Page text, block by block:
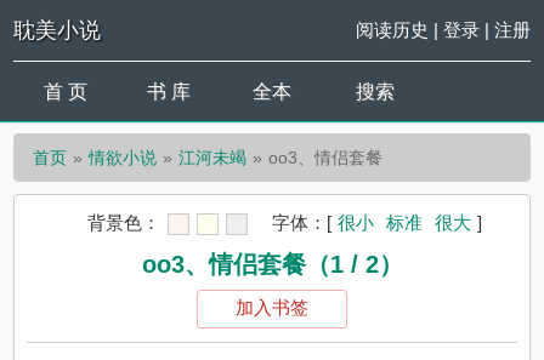
耽美小说 阅读历史 | 登录| 注册
首 页 书 库 全本 搜索
首页 情欲小说 江河未竭 oo3、情侣套餐
背景色： 字体： [ 很小 标准 很大 ]
oo3、情侣套餐（1 / 2）
加入书签